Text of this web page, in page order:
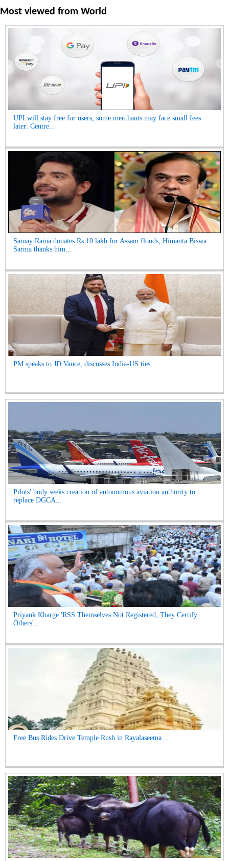
Most viewed from World
UPI will stay free for users, some merchants may face small fees
later: Centre...
Samay Raina donates Rs 10 lakh for Assam floods, Himanta Biswa
Sarma thanks him...
PM speaks to JD Vance, discusses India-US ties...
Pilots' body seeks creation of autonomous aviation authority to
replace DGCA...
Priyank Kharge 'RSS Themselves Not Registered, They Certify
Others'...
Free Bus Rides Drive Temple Rush in Rayalaseema...